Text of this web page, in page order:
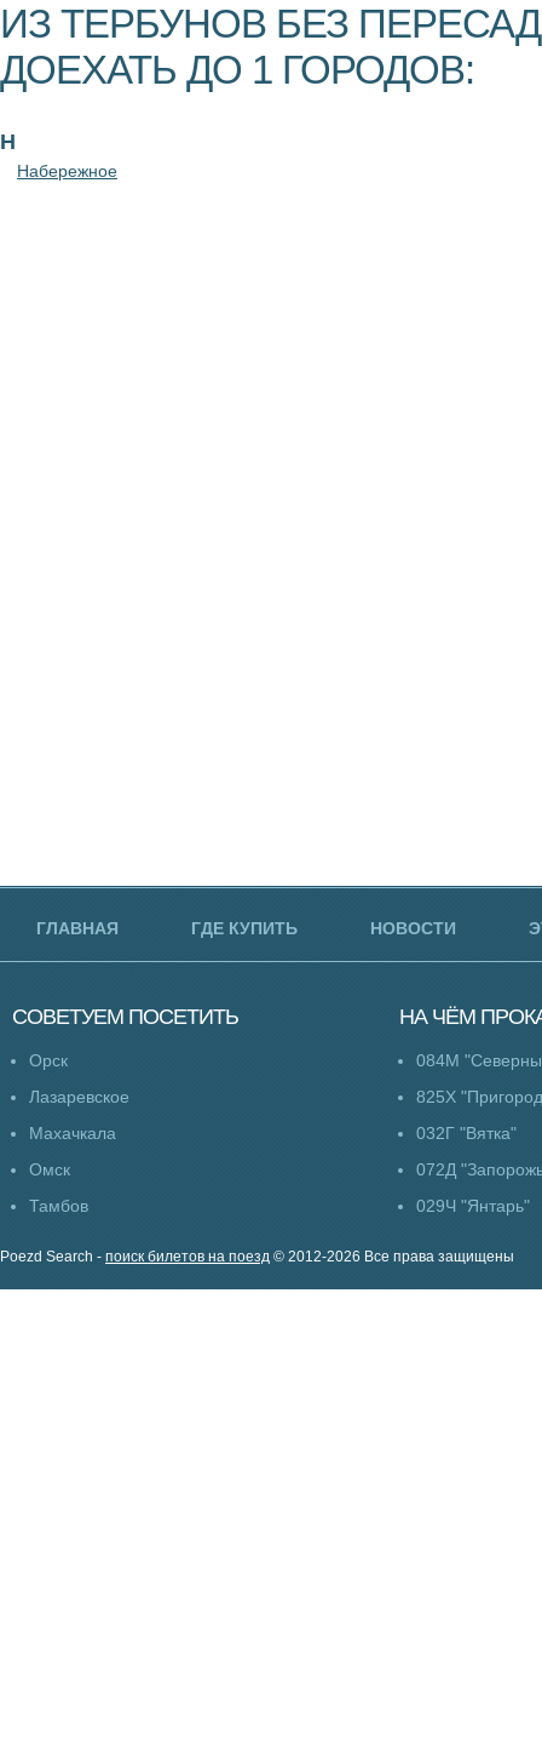
ИЗ ТЕРБУНОВ БЕЗ
ДОЕХАТЬ ДО 1 ГОРОДОВ:
Н
Набережное
ГЛАВНАЯ ГДЕ КУПИТЬ НОВОСТИ
СОВЕТУЕМ ПОСЕТИТЬ
Орск
Лазаревское
Махачкала
Омск
Тамбов
НА ЧЁМ
084М
825Х
032Г "Вятка"
072Д
029Ч "Янтарь"
Poezd Search - поиск билетов на поезд © 2012-2026 Все права защищены